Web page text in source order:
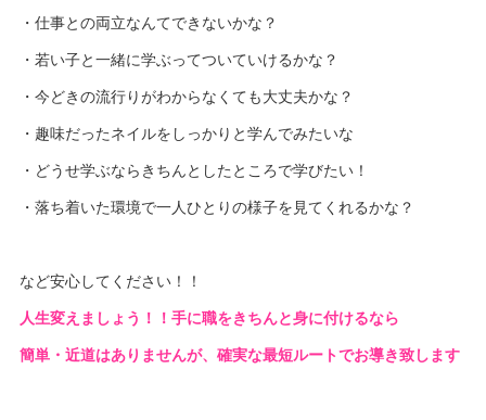
・仕事との両立なんてできないかな？
・若い子と一緒に学ぶってついていけるかな？
・今どきの流行りがわからなくても大丈夫かな？
・趣味だったネイルをしっかりと学んでみたいな
・どうせ学ぶならきちんとしたところで学びたい！
・落ち着いた環境で一人ひとりの様子を見てくれるかな？
など安心してください！！
人生変えましょう！！手に職をきちんと身に付けるなら
簡単・近道はありませんが、確実な最短ルートでお導き致します